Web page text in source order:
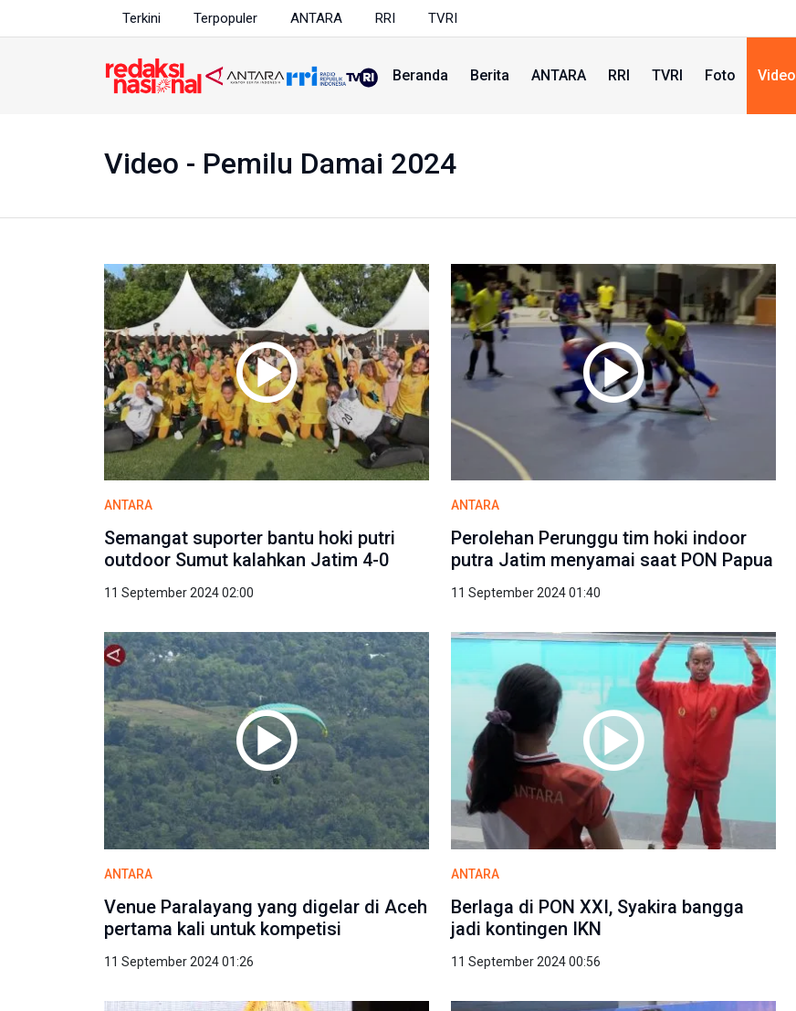
Terkini Terpopuler ANTARA RRI TVRI
Beranda Berita ANTARA RRI TVRI Foto Video
Video - Pemilu Damai 2024
ANTARA
Semangat suporter bantu hoki putri
outdoor Sumut kalahkan Jatim 4-0
11 September 2024 02:00
ANTARA
Perolehan Perunggu tim hoki indoor
putra Jatim menyamai saat PON Papua
11 September 2024 01:40
ANTARA
Venue Paralayang yang digelar di Aceh
pertama kali untuk kompetisi
11 September 2024 01:26
ANTARA
Berlaga di PON XXI, Syakira bangga
jadi kontingen IKN
11 September 2024 00:56